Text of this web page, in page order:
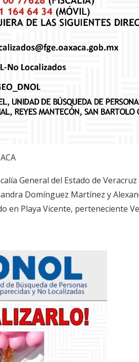
General del Estado de
Domínguez Martínez y
en Playa Vicente, perteneciente